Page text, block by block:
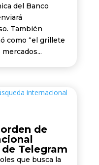
del Banco
También
como “el grillete
de
Telegram
que busca la